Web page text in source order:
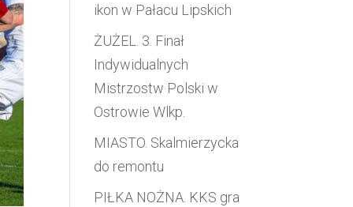
ikon w Pałacu Lipskich
ŻUŻEL. 3. Finał
Indywidualnych
Mistrzostw Polski w
Ostrowie Wlkp.
MIASTO. Skalmierzycka
do remontu
PIŁKA NOŻNA. KKS gra